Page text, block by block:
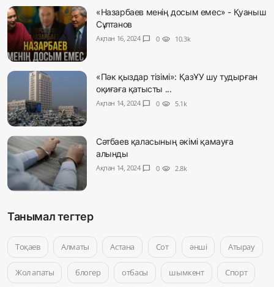
«Назарбаев менің досым емес» - Қуаныш
Сұлтанов
Ақпан 16, 2024 chat_bubble 0 visibility 10.3k
«Пәк қыздар тізімі»: ҚазҰУ шу тудырған
оқиғаға қатысты ...
Ақпан 14, 2024 chat_bubble 0 visibility 5.1k
Сәтбаев қаласының әкімі қамауға
алынды
Ақпан 14, 2024 chat_bubble 0 visibility 2.8k
Танымал тегтер
Тоқаев Алматы Астана Сот әнші Атырау
Жол апаты блогер отбасы шымкент Спорт